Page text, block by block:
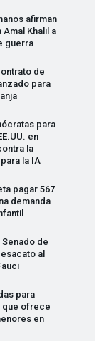
afirman
Khalil a
guerra
de
para
para
en
la
la IA
pagar 567
demanda
de
al
para
que ofrece
en